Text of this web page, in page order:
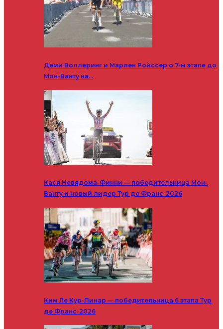
Деми Воллеринг и Марлен Ройссер о 7-м этапе до
Мон-Ванту на…
Кася Невядома-Финни — победительница Мон-
Ванту и новый лидер Тур де Франс-2026
Ким Ле Кур-Пинар — победительница 6 этапа Тур
де Франс-2026